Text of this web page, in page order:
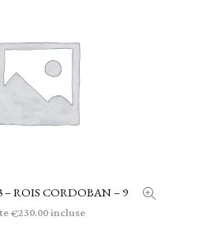
TUTTO
– ROIS CORDOBAN – 9
€230.00incluse